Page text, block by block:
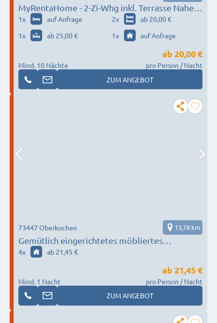
MyRentaHome - 2-Zi-Whg inkl. Terrasse Nahe
Landesgartenschau Ellwangen, WLAN
1x auf Anfrage 2x
ab 20,00 €
1x ab 25,00 € 1x auf Anfrage
Mind. 10 Nächte
ab 20,00 €
pro Person / Nacht
ZUM ANGEBOT
Gemütlich eingerichtetes möbliertes
Großraumapartment
73447 Oberkochen 13,78 km
4x ab 21,45 €
Mind. 1 Nacht
ab 21,45 €
pro Person / Nacht
ZUM ANGEBOT